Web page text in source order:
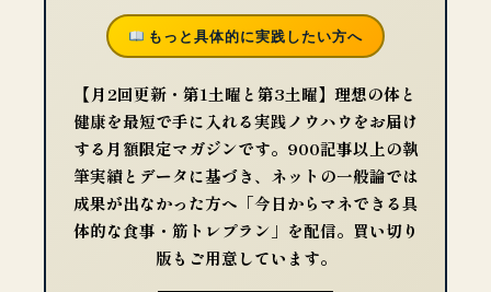
もっと具体的に実践したい方へ
【月2回更新・第1土曜と第3土曜】理想の体と
健康を最短で手に入れる実践ノウハウをお届け
する月額限定マガジンです。900記事以上の執
筆実績とデータに基づき、ネットの一般論では
成果が出なかった方へ「今日からマネできる具
体的な食事・筋トレプラン」を配信。買い切り
版もご用意しています。